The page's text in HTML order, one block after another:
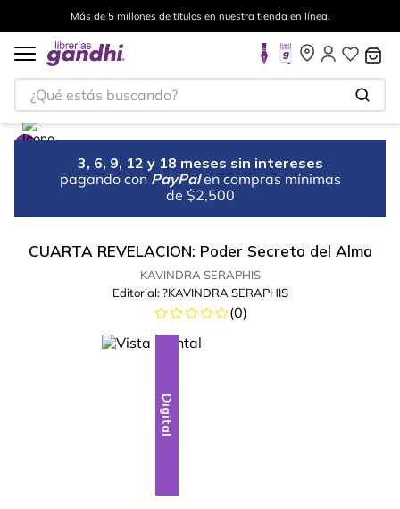
Más de 5 millones de títulos en nuestra tienda en línea.
¿Qué estás buscando?
3, 6, 9, 12 y 18 meses sin intereses
pagando con PayPal en compras mínimas
de $2,500
CUARTA REVELACION: Poder Secreto del Alma
KAVINDRA SERAPHIS
Editorial: ?KAVINDRA SERAPHIS
(0)
Digital